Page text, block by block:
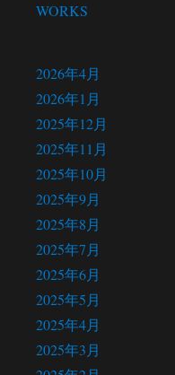
WORKS
2026年4月
2026年1月
2025年12月
2025年11月
2025年10月
2025年9月
2025年8月
2025年7月
2025年6月
2025年5月
2025年4月
2025年3月